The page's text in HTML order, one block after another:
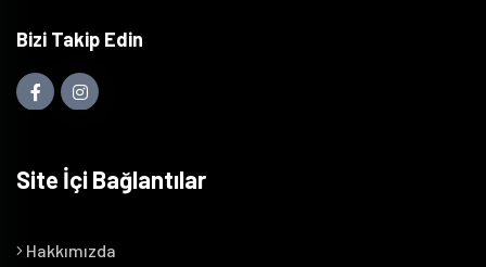
Bizi Takip Edin
Site İçi Bağlantılar
Hakkımızda